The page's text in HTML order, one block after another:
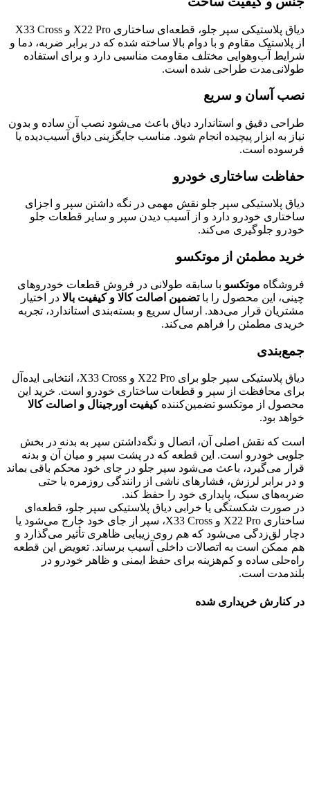
دیاق پلاستیکی سپر جلو، قطعه‌ای ساختاری X22 Pro و X33 Cross
از پلاستیک مقاوم و با دوام بالا ساخته شده که در برابر ضربه، دما و
شرایط آب‌وهوایی مختلف مقاومت مناسبی دارد و برای استفاده
طولانی‌مدت طراحی شده است.
نصب آسان و سریع
طراحی دقیق و استاندارد دیاق باعث می‌شود نصب آن ساده و بدون
نیاز به ابزار پیچیده انجام شود. مناسب جایگزینی دیاق آسیب‌دیده یا
فرسوده است.
حفاظت ساختاری خودرو
دیاق پلاستیکی سپر جلو نقش مهمی در نگه داشتن سپر و اجزای
ساختاری خودرو دارد و از آسیب دیدن سپر و سایر قطعات جلو
خودرو جلوگیری می‌کند.
خرید مطمئن از موتکسو
فروشگاه موتکسو با سابقه طولانی در فروش قطعات خودروهای
چینی، این محصول را باتضمین اصالت کالا و کیفیت بالا در اختیار
مشتریان قرار می‌دهد. ارسال سریع و بسته‌بندی استاندارد، تجربه
خریدی مطمئن را فراهم می‌کند.
جمع‌بندی
دیاق پلاستیکی سپر جلو برای X22 Pro و X33 Cross، انتخابی ایده‌آل
برای محافظت از سپر و قطعات ساختاری خودرو است. خرید این
محصول از موتکسو تضمین‌کنندهکیفیت اورجینال و اصالت کالا
خواهد بود.
است که نقش اصلی آن، اتصال و نگه‌داشتن سپر به بدنه در بخش
جلویی خودرو است. این قطعه که در پشت سپر و میان آن و بدنه
قرار می‌گیرد، باعث می‌شود سپر جلو در جای خود محکم باقی بماند
و در برابر لرزش، فشارهای ناشی از رانندگی روزمره یا حتی
ضربه‌های سبک، پایداری خود را حفظ کند.
در صورت شکستگی یا خرابی دیاق پلاستیکی سپر جلو، قطعه‌ای
ساختاری X22 Pro و X33 Cross، سپر از جای خود خارج می‌شود یا
دچار لق‌زدگی می‌شود که هم روی زیبایی ظاهری تأثیر می‌گذارد و
هم ممکن است به اتصالات داخلی آسیب برساند. تعویض این قطعه
راه‌حلی ساده و کم‌هزینه برای حفظ ایمنی و ظاهر خودرو در
بلندمدت است.
در کنارش خریداری شده